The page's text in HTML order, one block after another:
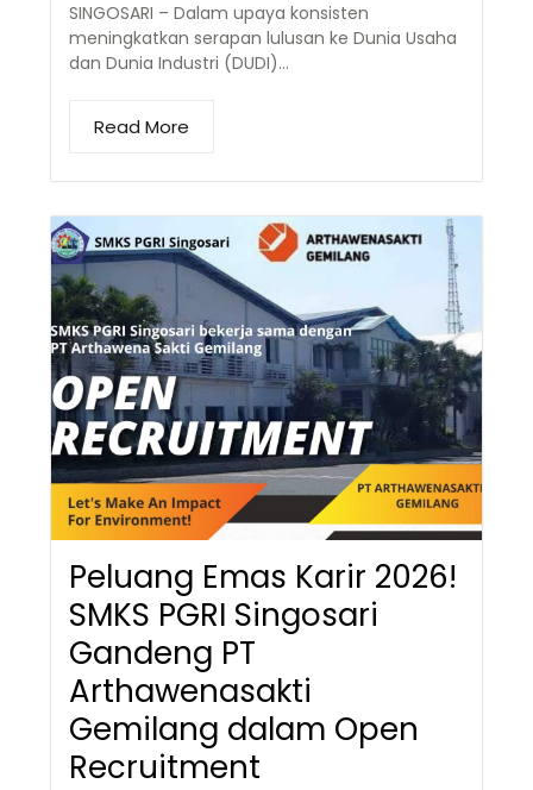
SINGOSARI – Dalam upaya konsisten
meningkatkan serapan lulusan ke Dunia Usaha
dan Dunia Industri (DUDI)…
Read More
Peluang Emas Karir 2026!
SMKS PGRI Singosari
Gandeng PT
Arthawenasakti
Gemilang dalam Open
Recruitment